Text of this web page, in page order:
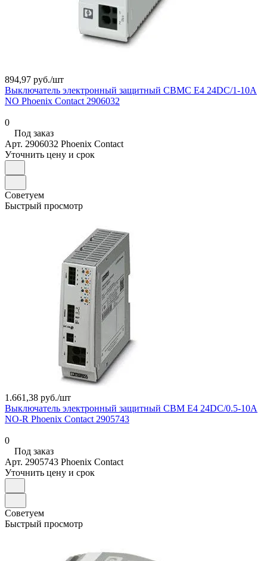
894,97 руб./шт
Выключатель электронный защитный CBMC E4 24DC/1-10A
NO Phoenix Contact 2906032
0
Под заказ
Арт. 2906032 Phoenix Contact
Уточнить цену и срок
Советуем
Быстрый просмотр
1.661,38 руб./шт
Выключатель электронный защитный CBM E4 24DC/0.5-10А
NO-R Phoenix Contact 2905743
0
Под заказ
Арт. 2905743 Phoenix Contact
Уточнить цену и срок
Советуем
Быстрый просмотр